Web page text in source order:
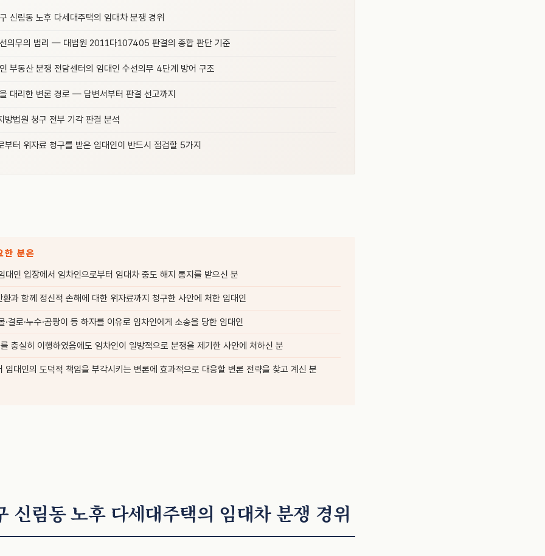
신림동 노후 다세대주택의 임대차 분쟁 경위
의무의 법리 — 대법원 2011다107405 판결의 종합 판단 기준
부동산 분쟁 전담센터의 임대인 수선의무 4단계 방어 구조
대리한 변론 경로 — 답변서부터 판결 선고까지
방법원 청구 전부 기각 판결 분석
부터 위자료 청구를 받은 임대인이 반드시 점검할 5가지
한 분은
대인 입장에서 임차인으로부터 임대차 중도 해지 통지를 받으신 분
환과 함께 정신적 손해에 대한 위자료까지 청구한 사안에 처한 임대인
·결로·누수·곰팡이 등 하자를 이유로 임차인에게 소송을 당한 임대인
충실히 이행하였음에도 임차인이 일방적으로 분쟁을 제기한 사안에 처하신 분
임대인의 도덕적 책임을 부각시키는 변론에 효과적으로 대응할 변론 전략을 찾고 계신 분
신림동 노후 다세대주택의 임대차 분쟁 경위